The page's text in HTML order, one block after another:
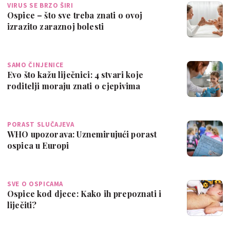
VIRUS SE BRZO ŠIRI
Ospice – što sve treba znati o ovoj
izrazito zaraznoj bolesti
SAMO ČINJENICE
Evo što kažu liječnici: 4 stvari koje
roditelji moraju znati o cjepivima
PORAST SLUČAJEVA
WHO upozorava: Uznemirujući porast
ospica u Europi
SVE O OSPICAMA
Ospice kod djece: Kako ih prepoznati i
liječiti?